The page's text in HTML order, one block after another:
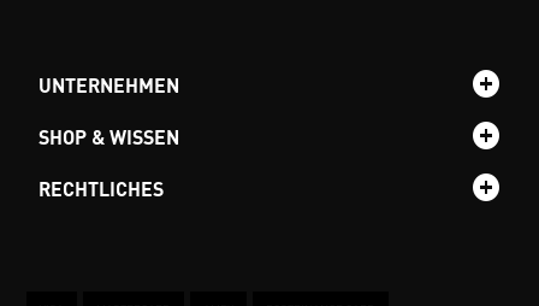
UNTERNEHMEN
SHOP & WISSEN
RECHTLICHES